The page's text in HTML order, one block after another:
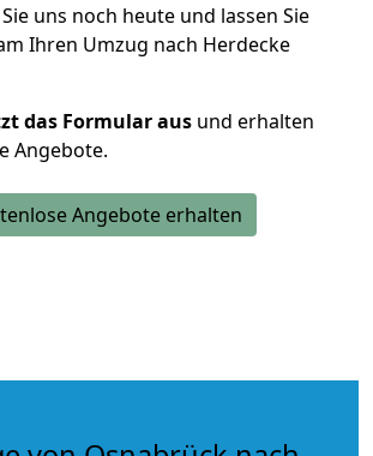
uns noch heute und lassen Sie
Ihren Umzug nach Herdecke
das Formular aus und erhalten
Angebote.
Angebote erhalten